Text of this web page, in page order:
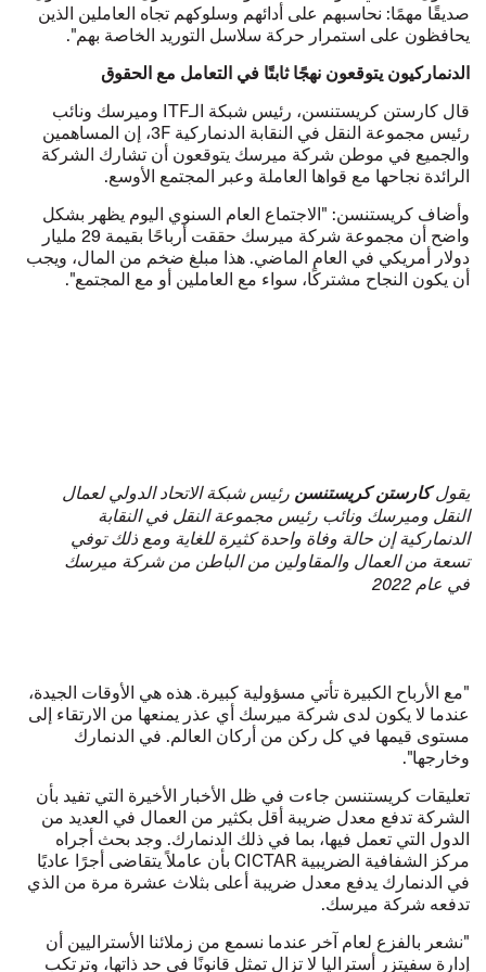
صديقًا مهمًا: نحاسبهم على أدائهم وسلوكهم تجاه العاملين الذين
يحافظون على استمرار حركة سلاسل التوريد الخاصة بهم".
الدنماركيون يتوقعون نهجًا ثابتًا في التعامل مع الحقوق
قال كارستن كريستنسن، رئيس شبكة الـITF وميرسك ونائب
رئيس مجموعة النقل في النقابة الدنماركية 3F، إن المساهمين
والجميع في موطن شركة ميرسك يتوقعون أن تشارك الشركة
الرائدة نجاحها مع قواها العاملة وعبر المجتمع الأوسع.
وأضاف كريستنسن: "الاجتماع العام السنوي اليوم يظهر بشكل
واضح أن مجموعة شركة ميرسك حققت أرباحًا بقيمة 29 مليار
دولار أمريكي في العام الماضي. هذا مبلغ ضخم من المال، ويجب
أن يكون النجاح مشتركًا، سواء مع العاملين أو مع المجتمع".
يقولكارستن كريستنسن رئيس شبكة الاتحاد الدولي لعمال
النقل وميرسك ونائب رئيس مجموعة النقل في النقابة
الدنماركية إن حالة وفاة واحدة كثيرة للغاية ومع ذلك توفي
تسعة من العمال والمقاولين من الباطن من شركة ميرسك
في عام 2022
"مع الأرباح الكبيرة تأتي مسؤولية كبيرة. هذه هي الأوقات الجيدة،
عندما لا يكون لدى شركة ميرسك أي عذر يمنعها من الارتقاء إلى
مستوى قيمها في كل ركن من أركان العالم. في الدنمارك
وخارجها".
تعليقات كريستنسن جاءت في ظل الأخبار الأخيرة التي تفيد بأن
الشركة تدفع معدل ضريبة أقل بكثير من العمال في العديد من
الدول التي تعمل فيها، بما في ذلك الدنمارك. وجد بحث أجراه
مركز الشفافية الضريبية CICTAR بأن عاملاً يتقاضى أجرًا عاديًا
في الدنمارك يدفع معدل ضريبة أعلى بثلاث عشرة مرة من الذي
تدفعه شركة ميرسك.
"نشعر بالفزع لعام آخر عندما نسمع من زملائنا الأستراليين أن
إدارة سفيتزر أستراليا لا تزال تمثل قانونًا في حد ذاتها، وترتكب